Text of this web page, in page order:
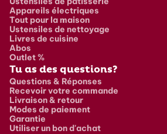
Appareils électriques
Tout pour la maison
Ustensiles de nettoyage
Livres de cuisine
Abos
Outlet %
Tu as des questions?
Questions & Réponses
Recevoir votre commande
Livraison & retour
Modes de paiement
Garantie
Utiliser un bon d'achat